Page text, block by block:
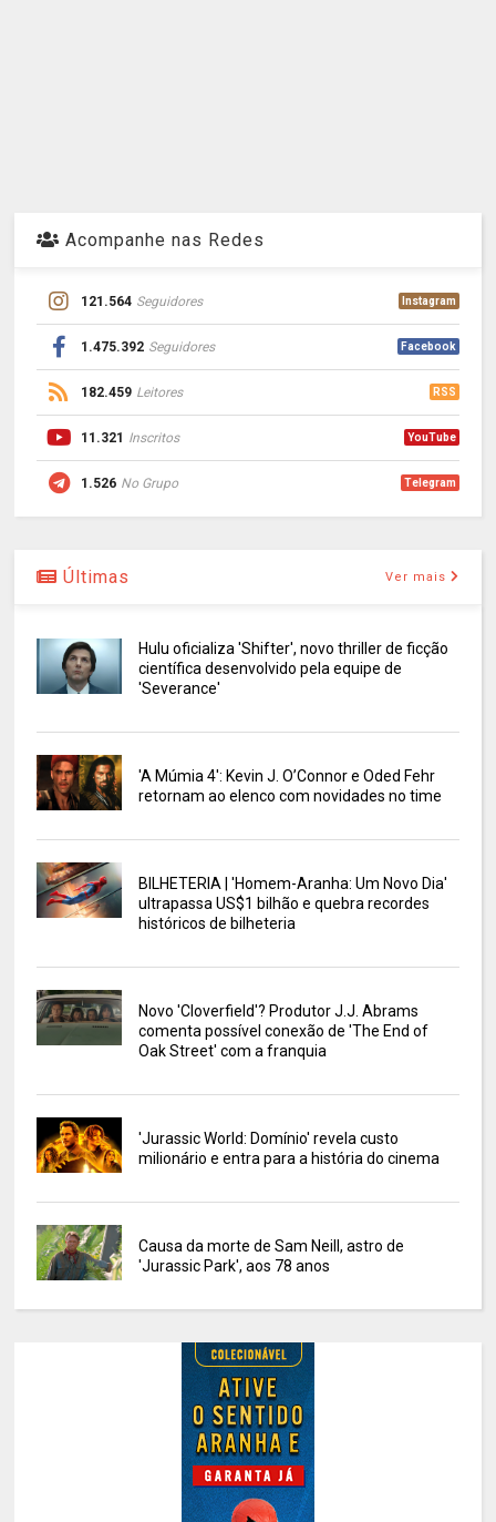
Acompanhe nas Redes
121.564 Seguidores Instagram
1.475.392 Seguidores Facebook
182.459 Leitores RSS
11.321 Inscritos YouTube
1.526 No Grupo Telegram
Últimas Ver mais
Hulu oficializa 'Shifter', novo thriller de ficção
científica desenvolvido pela equipe de
'Severance'
'A Múmia 4': Kevin J. O’Connor e Oded Fehr
retornam ao elenco com novidades no time
BILHETERIA | 'Homem-Aranha: Um Novo Dia'
ultrapassa US$1 bilhão e quebra recordes
históricos de bilheteria
Novo 'Cloverfield'? Produtor J.J. Abrams
comenta possível conexão de 'The End of
Oak Street' com a franquia
'Jurassic World: Domínio' revela custo
milionário e entra para a história do cinema
Causa da morte de Sam Neill, astro de
'Jurassic Park', aos 78 anos